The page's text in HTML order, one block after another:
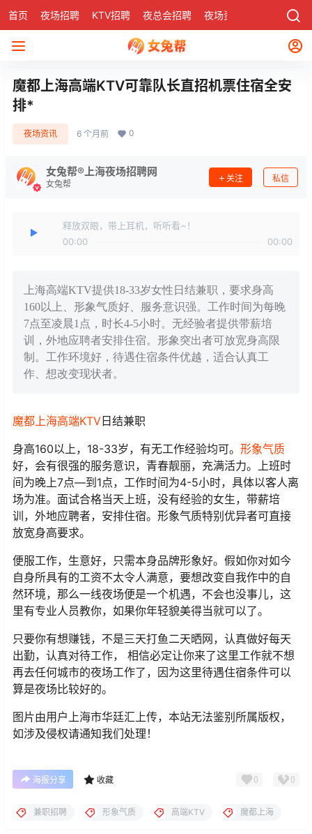
首页 夜场招聘 KTV招聘 夜总会招聘 夜场资讯 社区
魔都上海高端KTV可靠队长直招机票住宿全安
排*
夜场资讯 6 个月前 0
女兔帮®上海夜场招聘网
女兔帮
关注 私信
释放双眼，带上耳机，听听看~！
00:00
00:00
上海高端KTV提供18-33岁女性日结兼职，要求身高
160以上、形象气质好、服务意识强。工作时间为每晚
7点至凌晨1点，时长4-5小时。无经验者提供带薪培
训，外地应聘者安排住宿。形象突出者可放宽身高限
制。工作环境好，待遇住宿条件优越，适合认真工
作、想改变现状者。
魔都上海高端KTV 日结兼职
身高160以上，18-33岁，有无工作经验均可。 形象气质
好，会有很强的服务意识，青春靓丽，充满活力。上班时
间为晚上7点—到1点，工作时间为4-5小时，具体以客人离
场为准。面试合格当天上班，没有经验的女生，带薪培
训，外地应聘者，安排住宿。形象气质特别优异者可直接
放宽身高要求。
便服工作，生意好，只需本身品牌形象好。假如你对如今
自身所具有的工资不太令人满意，要想改变自我作中的自
然环境，那么一线夜场便是一个机遇，不会也没事儿，这
里有专业人员教你，如果你年轻貌美得当就可以了。
只要你有想赚钱，不是三天打鱼二天晒网，认真做好每天
出勤，认真对待工作， 相信必定让你来了这里工作就不想
再去任何城市的夜场工作了，因为这里待遇住宿条件可以
算是夜场比较好的。
图片由用户上海市华廷汇上传，本站无法鉴别所属版权，
如涉及侵权请通知我们处理！
海报分享 收藏 0 0
兼职招聘 形象气质 高端KTV 魔都上海